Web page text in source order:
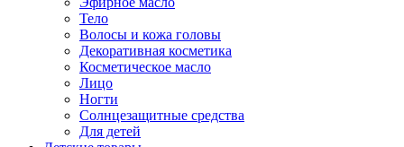
Тело
Волосы и кожа головы
Декоративная косметика
Косметическое масло
Лицо
Ногти
Солнцезащитные средства
Для детей